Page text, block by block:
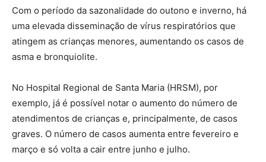
Com o período da sazonalidade do outono e inverno, há
uma elevada disseminação de vírus respiratórios que
atingem as crianças menores, aumentando os casos de
asma e bronquiolite.
No Hospital Regional de Santa Maria (HRSM), por
exemplo, já é possível notar o aumento do número de
atendimentos de crianças e, principalmente, de casos
graves. O número de casos aumenta entre fevereiro e
março e só volta a cair entre junho e julho.